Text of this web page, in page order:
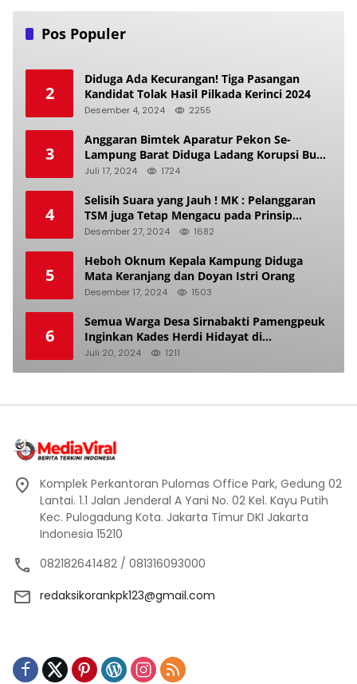
Pos Populer
2
Diduga Ada Kecurangan! Tiga Pasangan
Kandidat Tolak Hasil Pilkada Kerinci 2024
Desember 4, 2024 2255
3
Anggaran Bimtek Aparatur Pekon Se-
Lampung Barat Diduga Ladang Korupsi Buat
Makan Anak Istri
Juli 17, 2024 1724
4
Selisih Suara yang Jauh ! MK : Pelanggaran
TSM juga Tetap Mengacu pada Prinsip
Keadilan Pemilu
Desember 27, 2024 1682
5
Heboh Oknum Kepala Kampung Diduga
Mata Keranjang dan Doyan Istri Orang
Desember 17, 2024 1503
6
Semua Warga Desa Sirnabakti Pamengpeuk
Inginkan Kades Herdi Hidayat di
Berhentikan Dari Jabatan nya
Juli 20, 2024 1211
Komplek Perkantoran Pulomas Office Park, Gedung 02
Lantai. 1.1 Jalan Jenderal A Yani No. 02 Kel. Kayu Putih
Kec. Pulogadung Kota. Jakarta Timur DKI Jakarta
Indonesia 15210
082182641482 / 081316093000
redaksikorankpk123@gmail.com